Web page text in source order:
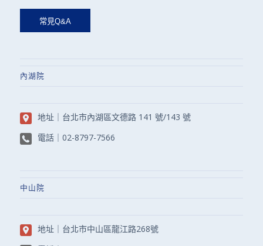
內湖院
地址｜ 台北市內湖區文德路 141 號/143 號
電話｜ 02-8797-7566
中山院
地址｜ 台北市中山區龍江路268號